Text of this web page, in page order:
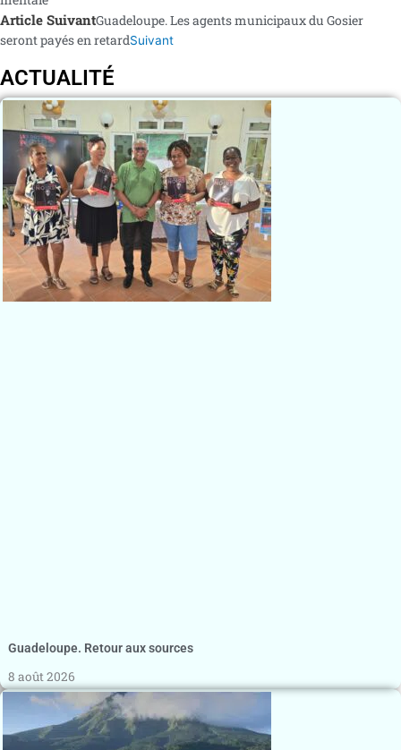
Article SuivantGuadeloupe. Les agents municipaux du Gosier
seront payés en retardSuivant
ACTUALITÉ
Guadeloupe. Retour aux sources
8 août 2026